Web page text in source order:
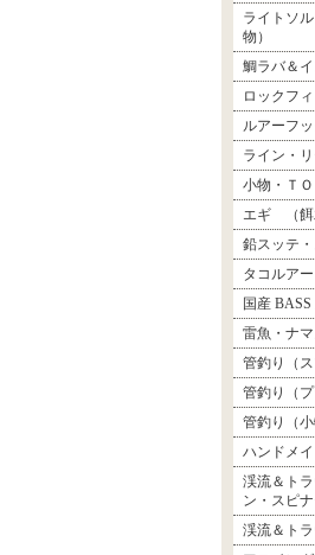
ライトソ
物）
鯛ラバ＆
ロックフ
ルアーフッ
ライン・
小物・ＴＯ
エギ （餌
鉛スッテ
タコルアー
国産
雷魚・ナ
管釣り（ス
管釣り（プ
管釣り（小
ハンドメ
渓流＆ト
ン・スピナ
渓流＆トラ